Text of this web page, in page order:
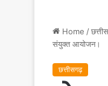
Home /
संयुक्त आयोजन।
छत्तीसगढ़